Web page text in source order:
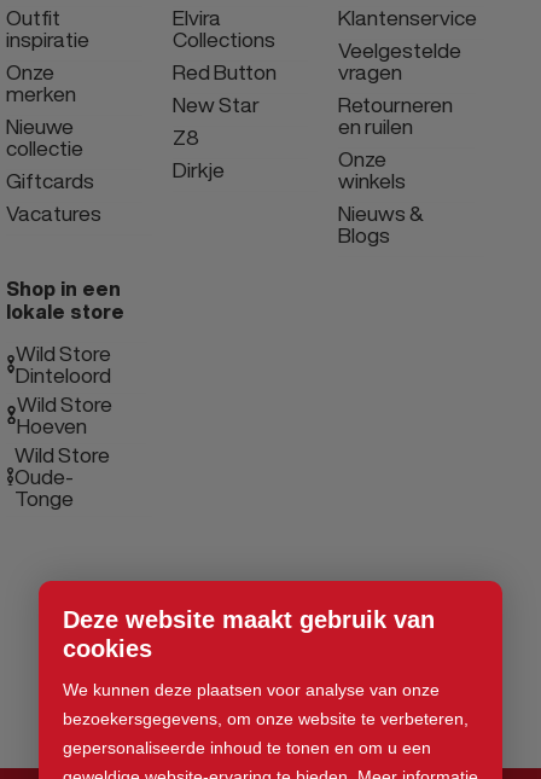
Deze website maakt gebruik van
cookies
We kunnen deze plaatsen voor analyse van onze
bezoekersgegevens, om onze website te verbeteren,
gepersonaliseerde inhoud te tonen en om u een
Outfit
inspiratie
Onze
merken
Nieuwe
collectie
Giftcards
Vacatures
Elvira
Collections
Red Button
New Star
Z8
Dirkje
Klantenservice
Veelgestelde
vragen
Retourneren
en ruilen
Onze
winkels
Nieuws &
Blogs
Shop in een
lokale store
Wild Store
Dinteloord
Wild Store
Hoeven
Wild Store
Oude-
Tonge